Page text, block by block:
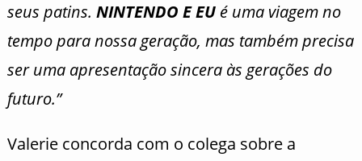
seus patins. NINTENDO E EUé uma viagem no
tempo para nossa geração, mas também precisa
ser uma apresentação sincera às gerações do
futuro.”
Valerie concorda com o colega sobre a